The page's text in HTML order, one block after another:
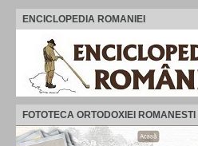
ENCICLOPEDIA ROMANIEI
FOTOTECA ORTODOXIEI ROMANESTI